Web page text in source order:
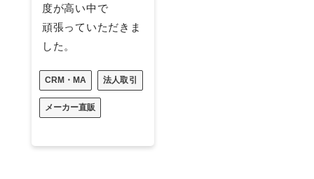
度が高い中で
頑張っていただきま
した。
CRM・MA 法人取引
メーカー直販